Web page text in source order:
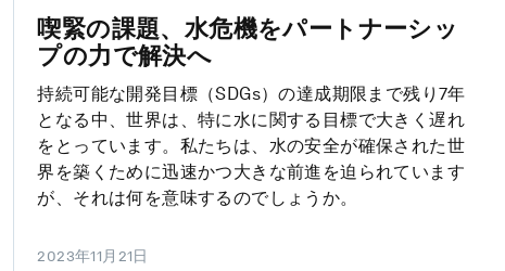
喫緊の課題、水危機をパートナーシッ
プの力で解決へ
持続可能な開発目標（SDGs）の達成期限まで残り7年
となる中、世界は、特に水に関する目標で大きく遅れ
をとっています。私たちは、水の安全が確保された世
界を築くために迅速かつ大きな前進を迫られています
が、それは何を意味するのでしょうか。
2023年11月21日